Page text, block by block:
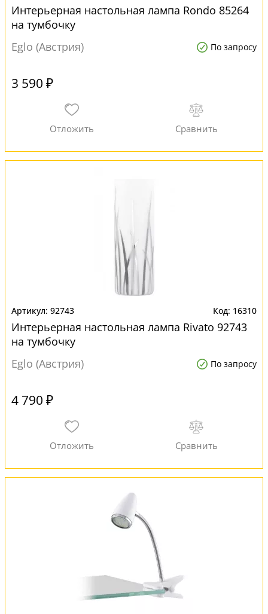
Интерьерная настольная лампа Rondo 85264
на тумбочку
Eglo (Австрия)
По запросу
3 590 ₽
92743 16310
Интерьерная настольная лампа Rivato 92743
на тумбочку
Eglo (Австрия)
По запросу
4 790 ₽